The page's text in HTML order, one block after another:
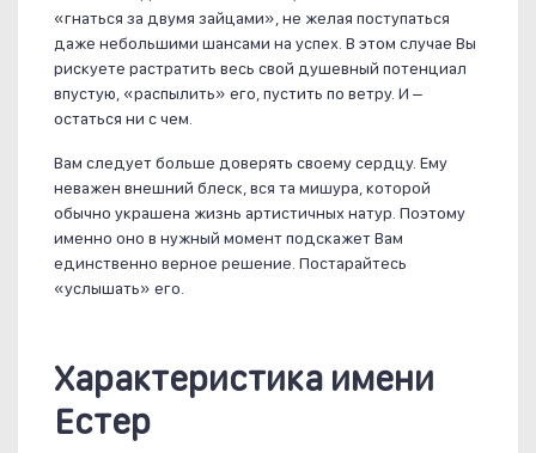
«гнаться за двумя зайцами», не желая поступаться
даже небольшими шансами на успех. В этом случае Вы
рискуете растратить весь свой душевный потенциал
впустую, «распылить» его, пустить по ветру. И –
остаться ни с чем.
Вам следует больше доверять своему сердцу. Ему
неважен внешний блеск, вся та мишура, которой
обычно украшена жизнь артистичных натур. Поэтому
именно оно в нужный момент подскажет Вам
единственно верное решение. Постарайтесь
«услышать» его.
Характеристика имени
Естер